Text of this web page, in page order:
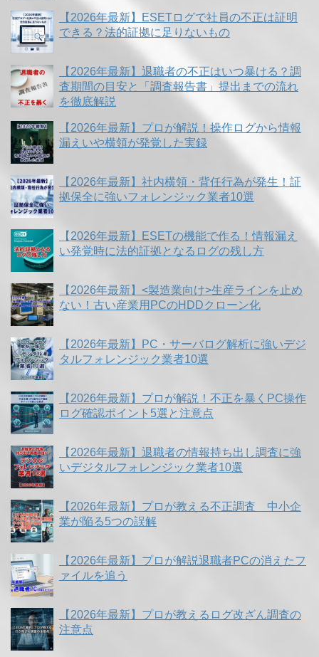
【2026年最新】ESETログで社員の不正は証明
できる？法的証拠に足りないもの
【2026年最新】退職者の不正はいつ暴ける？調
査期間の目安と「調査報告書」提出までの流れ
を徹底解説
【2026年最新】プロが解説！操作ログから情報
漏えいや横領が発覚した実録
【2026年最新】社内横領・背任行為が発生！証
拠保全に強いフォレンジック業者10選
【2026年最新】ESETの機能で作る！情報漏え
い発覚時に法的証拠となるログの残し方
【2026年最新】<製造業向け>生産ラインを止め
ない！古い産業用PCのHDDクローン化
【2026年最新】PC・サーバログ解析に強いデジ
タルフォレンジック業者10選
【2026年最新】プロが解説！不正を暴くPC操作
ログ確認ポイント5選と注意点
【2026年最新】退職者の情報持ち出し調査に強
いデジタルフォレンジック業者10選
【2026年最新】プロが教える不正調査 中小企
業が陥る5つの誤解
【2026年最新】プロが解説退職者PCの消えたフ
ァイルを追う
【2026年最新】プロが教えるログ改ざん調査の
注意点